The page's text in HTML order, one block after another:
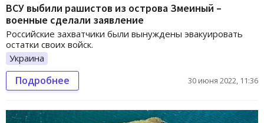
ВСУ выбили рашистов из острова Змеиный –
военные сделали заявление
Российские захватчики были вынуждены эвакуировать
остатки своих войск.
Украина
Подробнее 30 июня 2022, 11:36